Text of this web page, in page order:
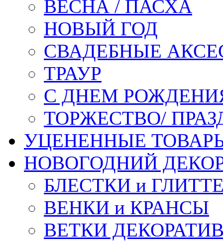
ВЕСНА / ПАСХА
НОВЫЙ ГОД
СВАДЕБНЫЕ
ТРАУР
С ДНЕМ
ТОРЖЕСТВО/
УЦЕНЕННЫЕ
НОВОГОДНИЙ
БЛЕСТКИ и
ВЕНКИ и КРАНСЫ
ВЕТКИ